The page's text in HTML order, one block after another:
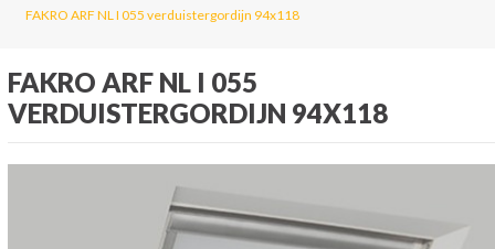
FAKRO ARF NL I 055 verduistergordijn 94x118
FAKRO ARF NL I 055
VERDUISTERGORDIJN 94X118